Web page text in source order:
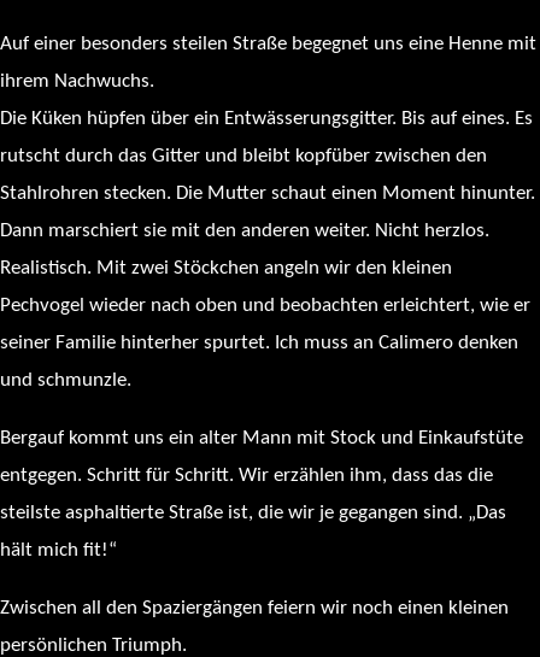
Auf einer besonders steilen Straße begegnet uns eine Henne mit
ihrem Nachwuchs.
Die Küken hüpfen über ein Entwässerungsgitter. Bis auf eines. Es
rutscht durch das Gitter und bleibt kopfüber zwischen den
Stahlrohren stecken. Die Mutter schaut einen Moment hinunter.
Dann marschiert sie mit den anderen weiter. Nicht herzlos.
Realistisch. Mit zwei Stöckchen angeln wir den kleinen
Pechvogel wieder nach oben und beobachten erleichtert, wie er
seiner Familie hinterher spurtet. Ich muss an Calimero denken
und schmunzle.
Bergauf kommt uns ein alter Mann mit Stock und Einkaufstüte
entgegen. Schritt für Schritt. Wir erzählen ihm, dass das die
steilste asphaltierte Straße ist, die wir je gegangen sind. „Das
hält mich fit!“
Zwischen all den Spaziergängen feiern wir noch einen kleinen
persönlichen Triumph.